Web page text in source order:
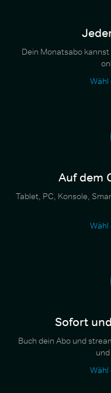
Dein Monatsabo
Wähl
Auf dem
Tablet, PC, Konsole,
Wähl
Sofort
Buch dein Abo und
Wähl